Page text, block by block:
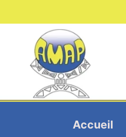
Accueil